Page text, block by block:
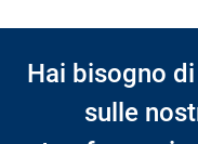
Hai bisogno
sulle